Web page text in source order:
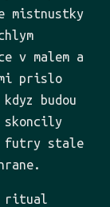
mistnustky
v malem a
mi prislo
budou
skoncily
futry stale
ritual